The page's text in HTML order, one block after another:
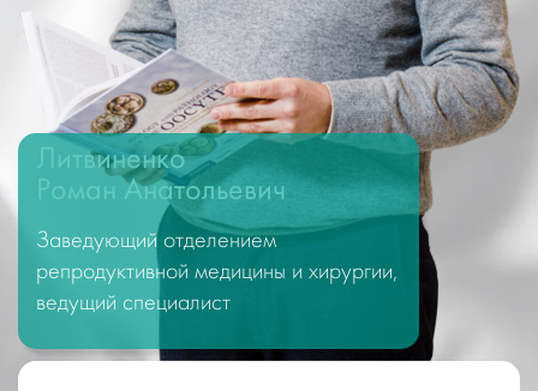
Литвиненко
Роман Анатольевич
Заведующий отделением
репродуктивной медицины и хирургии,
ведущий специалист